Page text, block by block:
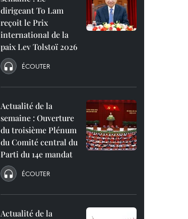
dirigeant To Lam
reçoit le Prix
international de la
paix Lev Tolstoï 2026
ÉCOUTER
Actualité de la
semaine : Ouverture
du troisième Plénum
du Comité central du
Parti du 14e mandat
ÉCOUTER
Actualité de la